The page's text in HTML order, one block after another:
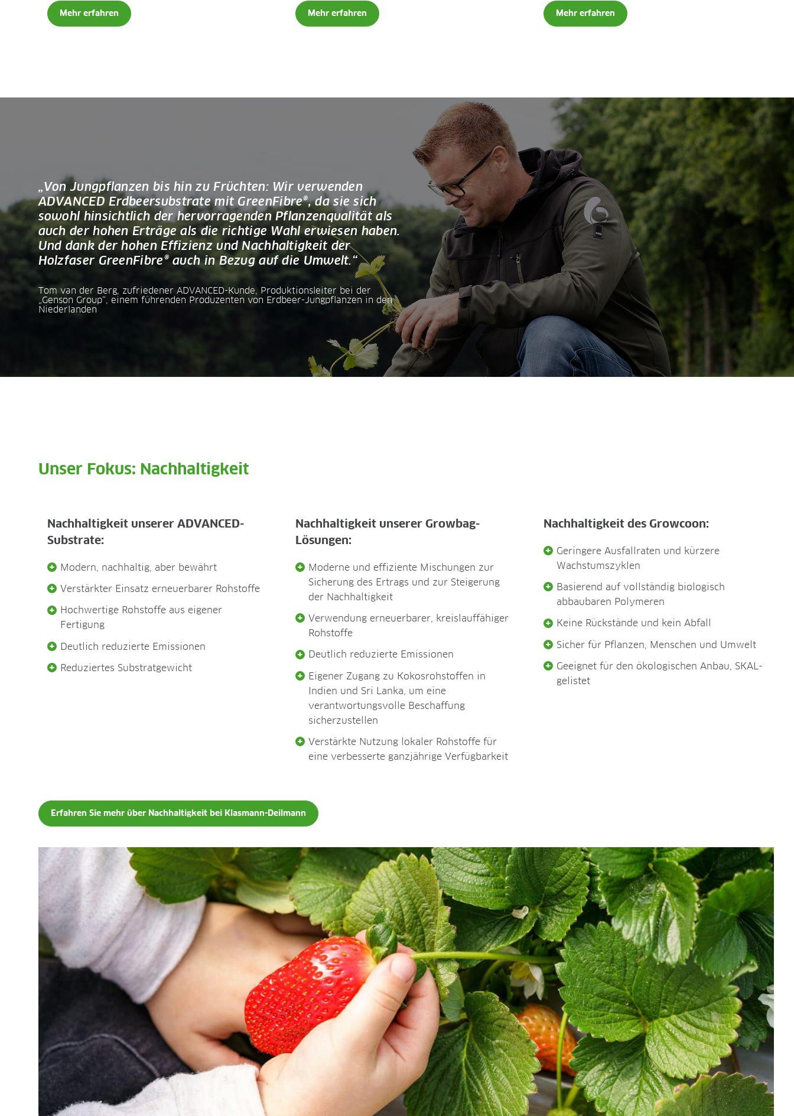
Mehr erfahren Mehr erfahren Mehr erfahren
„Von Jungpflanzen bis hin zu Früchten: Wir verwenden
ADVANCED Erdbeersubstrate mit GreenFibre®, da sie sich
sowohl hinsichtlich der hervorragenden Pflanzenqualität als
auch der hohen Erträge als die richtige Wahl erwiesen haben.
Und dank der hohen Effizienz und Nachhaltigkeit der
Holzfaser GreenFibre® auch in Bezug auf die Umwelt.“
Tom van der Berg, zufriedener ADVANCED-Kunde, Produktionsleiter bei der
„Genson Group“, einem führenden Produzenten von Erdbeer-Jungpflanzen in den
Niederlanden
Unser Fokus: Nachhaltigkeit
Nachhaltigkeit unserer ADVANCED-
Substrate:
Modern, nachhaltig, aber bewährt
Verstärkter Einsatz erneuerbarer Rohstoffe
Hochwertige Rohstoffe aus eigener
Fertigung
Deutlich reduzierte Emissionen
Reduziertes Substratgewicht
Nachhaltigkeit unserer Growbag-
Lösungen:
Moderne und effiziente Mischungen zur
Sicherung des Ertrags und zur Steigerung
der Nachhaltigkeit
Verwendung erneuerbarer, kreislauffähiger
Rohstoffe
Deutlich reduzierte Emissionen
Eigener Zugang zu Kokosrohstoffen in
Indien und Sri Lanka, um eine
verantwortungsvolle Beschaffung
sicherzustellen
Verstärkte Nutzung lokaler Rohstoffe für
eine verbesserte ganzjährige Verfügbarkeit
Nachhaltigkeit des Growcoon:
Geringere Ausfallraten und kürzere
Wachstumszyklen
Basierend auf vollständig biologisch
abbaubaren Polymeren
Keine Rückstände und kein Abfall
Sicher für Pflanzen, Menschen und Umwelt
Geeignet für den ökologischen Anbau, SKAL-
gelistet
Erfahren Sie mehr über Nachhaltigkeit bei Klasmann-Deilmann